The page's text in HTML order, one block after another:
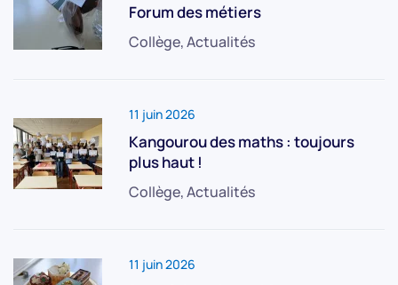
Forum des métiers
Collège, Actualités
11 juin 2026
Kangourou des maths : toujours
plus haut !
Collège, Actualités
11 juin 2026